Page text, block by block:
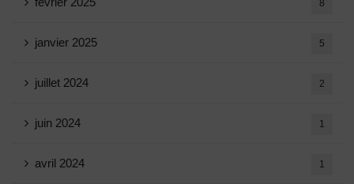
8
janvier 2025 5
juillet 2024 2
juin 2024 1
avril 2024 1